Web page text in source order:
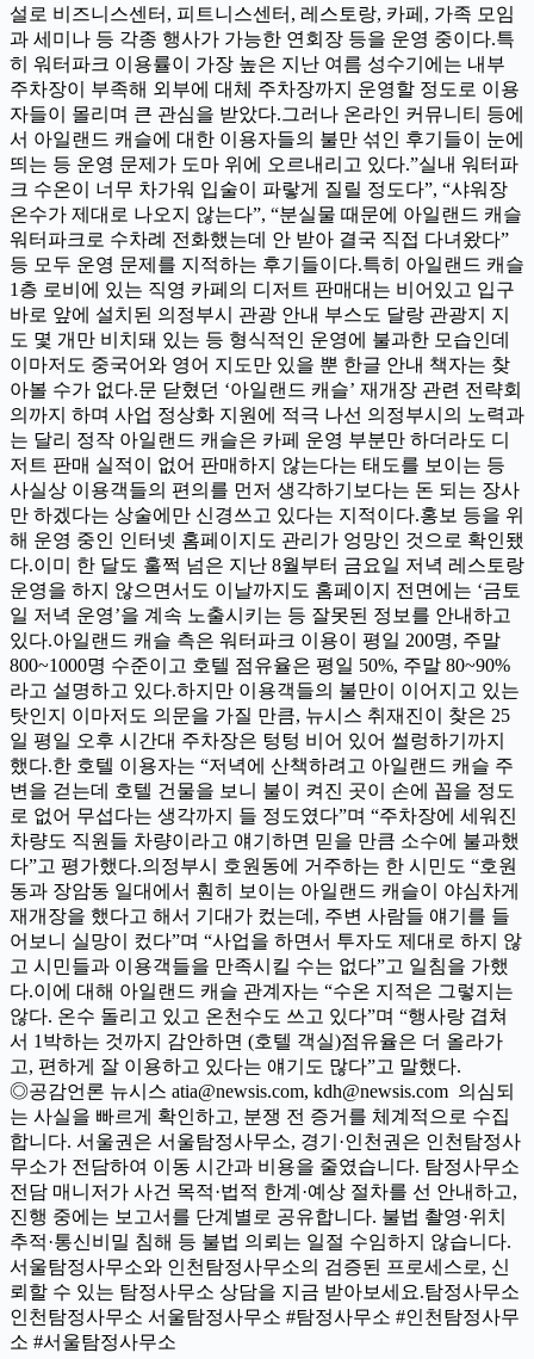
설로 비즈니스센터, 피트니스센터, 레스토랑, 카페, 가족 모임
과 세미나 등 각종 행사가 가능한 연회장 등을 운영 중이다.특
히 워터파크 이용률이 가장 높은 지난 여름 성수기에는 내부
주차장이 부족해 외부에 대체 주차장까지 운영할 정도로 이용
자들이 몰리며 큰 관심을 받았다.그러나 온라인 커뮤니티 등에
서 아일랜드 캐슬에 대한 이용자들의 불만 섞인 후기들이 눈에
띄는 등 운영 문제가 도마 위에 오르내리고 있다.”실내 워터파
크 수온이 너무 차가워 입술이 파랗게 질릴 정도다”, “샤워장
온수가 제대로 나오지 않는다”, “분실물 때문에 아일랜드 캐슬
워터파크로 수차례 전화했는데 안 받아 결국 직접 다녀왔다”
등 모두 운영 문제를 지적하는 후기들이다.특히 아일랜드 캐슬
1층 로비에 있는 직영 카페의 디저트 판매대는 비어있고 입구
바로 앞에 설치된 의정부시 관광 안내 부스도 달랑 관광지 지
도 몇 개만 비치돼 있는 등 형식적인 운영에 불과한 모습인데
이마저도 중국어와 영어 지도만 있을 뿐 한글 안내 책자는 찾
아볼 수가 없다.문 닫혔던 ‘아일랜드 캐슬’ 재개장 관련 전략회
의까지 하며 사업 정상화 지원에 적극 나선 의정부시의 노력과
는 달리 정작 아일랜드 캐슬은 카페 운영 부분만 하더라도 디
저트 판매 실적이 없어 판매하지 않는다는 태도를 보이는 등
사실상 이용객들의 편의를 먼저 생각하기보다는 돈 되는 장사
만 하겠다는 상술에만 신경쓰고 있다는 지적이다.홍보 등을 위
해 운영 중인 인터넷 홈페이지도 관리가 엉망인 것으로 확인됐
다.이미 한 달도 훌쩍 넘은 지난 8월부터 금요일 저녁 레스토랑
운영을 하지 않으면서도 이날까지도 홈페이지 전면에는 ‘금토
일 저녁 운영’을 계속 노출시키는 등 잘못된 정보를 안내하고
있다.아일랜드 캐슬 측은 워터파크 이용이 평일 200명, 주말
800~1000명 수준이고 호텔 점유율은 평일 50%, 주말 80~90%
라고 설명하고 있다.하지만 이용객들의 불만이 이어지고 있는
탓인지 이마저도 의문을 가질 만큼, 뉴시스 취재진이 찾은 25
일 평일 오후 시간대 주차장은 텅텅 비어 있어 썰렁하기까지
했다.한 호텔 이용자는 “저녁에 산책하려고 아일랜드 캐슬 주
변을 걷는데 호텔 건물을 보니 불이 켜진 곳이 손에 꼽을 정도
로 없어 무섭다는 생각까지 들 정도였다”며 “주차장에 세워진
차량도 직원들 차량이라고 얘기하면 믿을 만큼 소수에 불과했
다”고 평가했다.의정부시 호원동에 거주하는 한 시민도 “호원
동과 장암동 일대에서 훤히 보이는 아일랜드 캐슬이 야심차게
재개장을 했다고 해서 기대가 컸는데, 주변 사람들 얘기를 들
어보니 실망이 컸다”며 “사업을 하면서 투자도 제대로 하지 않
고 시민들과 이용객들을 만족시킬 수는 없다”고 일침을 가했
다.이에 대해 아일랜드 캐슬 관계자는 “수온 지적은 그렇지는
않다. 온수 돌리고 있고 온천수도 쓰고 있다”며 “행사랑 겹쳐
서 1박하는 것까지 감안하면 (호텔 객실)점유율은 더 올라가
고, 편하게 잘 이용하고 있다는 얘기도 많다”고 말했다.
◎공감언론 뉴시스 atia@newsis.com, kdh@newsis.com 의심되
는 사실을 빠르게 확인하고, 분쟁 전 증거를 체계적으로 수집
합니다. 서울권은 서울탐정사무소, 경기·인천권은 인천탐정사
무소가 전담하여 이동 시간과 비용을 줄였습니다. 탐정사무소
전담 매니저가 사건 목적·법적 한계·예상 절차를 선 안내하고,
진행 중에는 보고서를 단계별로 공유합니다. 불법 촬영·위치
추적·통신비밀 침해 등 불법 의뢰는 일절 수임하지 않습니다.
서울탐정사무소와 인천탐정사무소의 검증된 프로세스로, 신
뢰할 수 있는 탐정사무소 상담을 지금 받아보세요.탐정사무소
인천탐정사무소 서울탐정사무소 #탐정사무소 #인천탐정사무
소 #서울탐정사무소